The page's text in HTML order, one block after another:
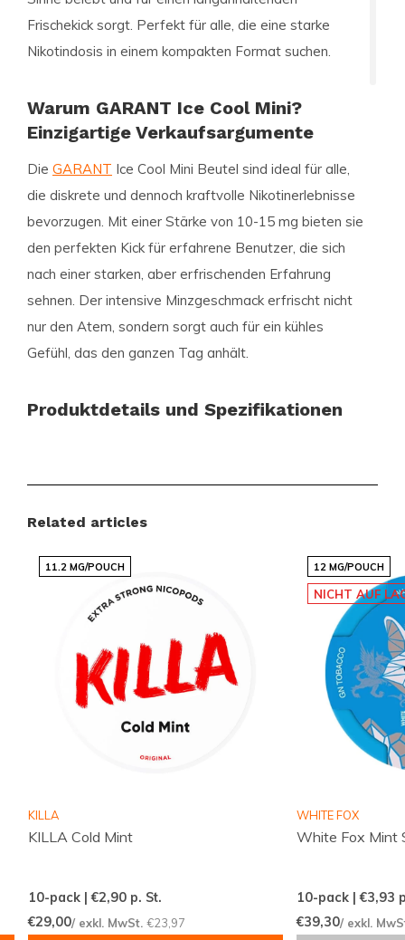
Frischekick sorgt. Perfekt für alle, die eine starke
Nikotindosis in einem kompakten Format suchen.
Warum GARANT Ice Cool Mini?
Einzigartige Verkaufsargumente
Die GARANT Ice Cool Mini Beutel sind ideal für alle,
die diskrete und dennoch kraftvolle Nikotinerlebnisse
bevorzugen. Mit einer Stärke von 10-15 mg bieten sie
den perfekten Kick für erfahrene Benutzer, die sich
nach einer starken, aber erfrischenden Erfahrung
sehnen. Der intensive Minzgeschmack erfrischt nicht
nur den Atem, sondern sorgt auch für ein kühles
Gefühl, das den ganzen Tag anhält.
Produktdetails und Spezifikationen
Größe:MINI
Diese Nikotinbeutel sind nicht nur stark, sondern auch
unglaublich praktisch. Ihr Mini-Format macht sie
perfekt für unterwegs, sodass Sie jederzeit und
überall eine erfrischende Pause einlegen können. Die
Beutel sind einfach zu verwenden und bieten eine
saubere Alternative zu herkömmlichen
Tabakprodukten.
erleben
Snussie.com vertrauen. Bestellen Sie noch heute
GARANT Ice Cool Miniund erleben Sie die perfekte
Related articles
11.2 MG/POUCH
KILLA
KILLA Cold Mint
10-pack | €2,90p. St.
€29,00/ exkl. MwSt. €23,97
12 MG/POUCH
NICHT AUF
WHITE FOX
White Fox Mint
10-pack | €3,93
€39,30/ exkl.